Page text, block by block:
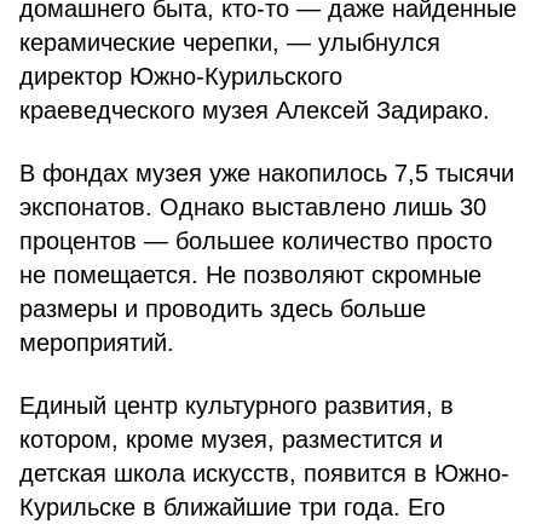
домашнего быта, кто-то — даже найденные
керамические черепки, — улыбнулся
директор Южно-Курильского
краеведческого музея Алексей Задирако.
В фондах музея уже накопилось 7,5 тысячи
экспонатов. Однако выставлено лишь 30
процентов — большее количество просто
не помещается. Не позволяют скромные
размеры и проводить здесь больше
мероприятий.
Единый центр культурного развития, в
котором, кроме музея, разместится и
детская школа искусств, появится в Южно-
Курильске в ближайшие три года. Его